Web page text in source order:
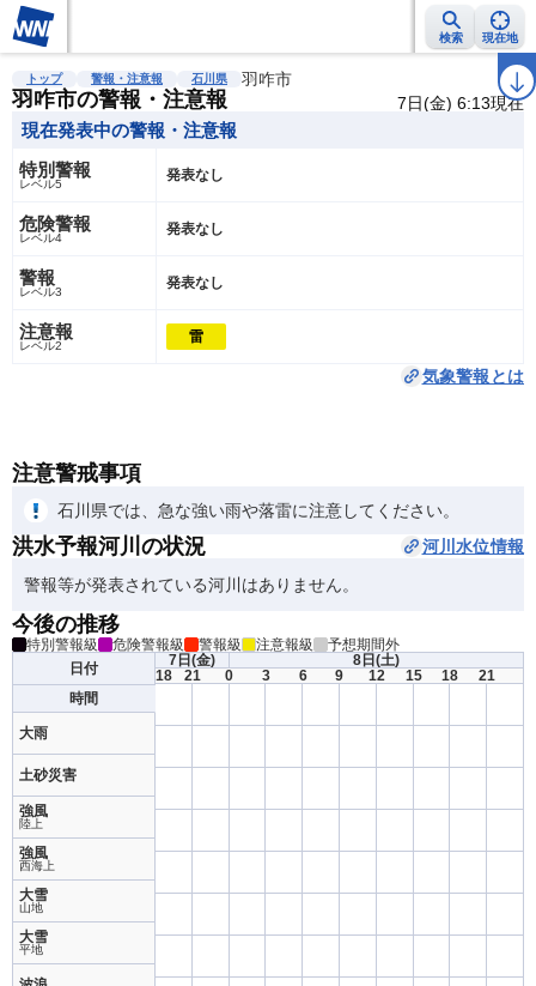
検索 現在地
雨雲レーダー 台風情報 地震情報 ラ
トップ 警報・注意報 石川県 羽咋市
羽咋市の警報・注意報 7日(金) 6:13現在
現在発表中の警報・注意報
特別警報
レベル5 発表なし
危険警報
レベル4 発表なし
警報
レベル3 発表なし
注意報
レベル2 雷
気象警報とは
注意警戒事項
石川県では、急な強い雨や落雷に注意してください。
洪水予報河川の状況
河川水位情報
警報等が発表されている河川はありません。
今後の推移
特別警報級 危険警報級 警報級 注意報級
予想期間外
日付
時間
大雨
土砂災害
強風
陸上
強風
西海上
大雪
山地
大雪
平地
7日 (金)
18
21
8日 (土)
0
3 6 9 12 15 18 21